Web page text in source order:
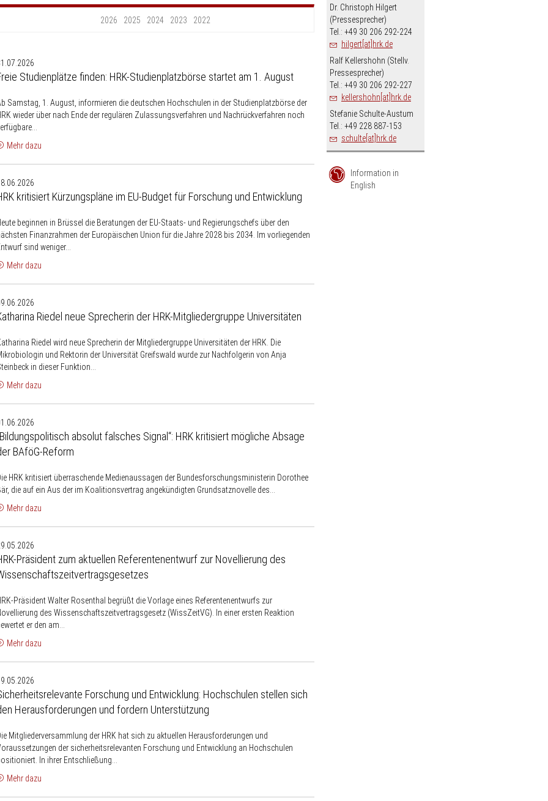
2026 2025 2024 2023 2022
Studienplätze finden: HRK-Studienplatzbörse startet am 1. August
Samstag, 1. August, informieren die deutschen Hochschulen in der Studienplatzbörse der
wieder über nach Ende der regulären Zulassungsverfahren und Nachrückverfahren noch
Mehr dazu
kritisiert Kürzungspläne im EU-Budget für Forschung und Entwicklung
beginnen in Brüssel die Beratungen der EU-Staats- und Regierungschefs über den
Finanzrahmen der Europäischen Union für die Jahre 2028 bis 2034. Im vorliegenden
sind weniger...
Mehr dazu
Riedel neue Sprecherin der HRK-Mitgliedergruppe Universitäten
Riedel wird neue Sprecherin der Mitgliedergruppe Universitäten der HRK. Die
und Rektorin der Universität Greifswald wurde zur Nachfolgerin von Anja
in dieser Funktion...
Mehr dazu
absolut falsches Signal“: HRK kritisiert mögliche Absage
BAföG-Reform
HRK kritisiert überraschende Medienaussagen der Bundesforschungsministerin Dorothee
die auf ein Aus der im Koalitionsvertrag angekündigten Grundsatznovelle des...
Mehr dazu
Präsident zum aktuellen Referentenentwurf zur Novellierung des
Präsident Walter Rosenthal begrüßt die Vorlage eines Referentenentwurfs zur
des Wissenschaftszeitvertragsgesetz (WissZeitVG). In einer ersten Reaktion
er den am...
Mehr dazu
Forschung und Entwicklung: Hochschulen stellen sich
Herausforderungen und fordern Unterstützung
Mitgliederversammlung der HRK hat sich zu aktuellen Herausforderungen und
der sicherheitsrelevanten Forschung und Entwicklung an Hochschulen
In ihrer Entschließung...
Mehr dazu
Dr. Christoph Hilgert
(Pressesprecher)
Tel.: +49 30 206 292-224
hilgert[at]hrk.de
Ralf Kellershohn (Stellv.
Pressesprecher)
Tel.: +49 30 206 292-227
kellershohn[at]hrk.de
Stefanie Schulte-Austum
Tel.: +49 228 887-153
schulte[at]hrk.de
Information in
English